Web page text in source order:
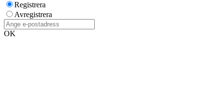
Registrera
Avregistrera
OK